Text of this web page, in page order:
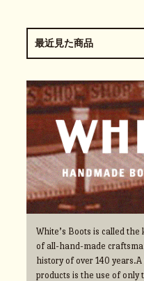
最近見た商品
White’s Boots is called
of all-hand-made
history of over 140
products is the use of only